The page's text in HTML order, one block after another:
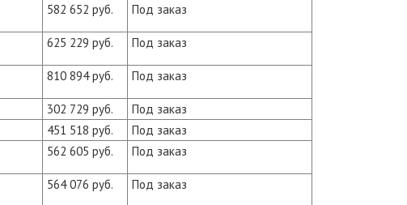
582 652 руб. Под заказ
625 229 руб. Под заказ
810 894 руб. Под заказ
302 729 руб.
Под заказ
451 518 руб.
Под заказ
562 605 руб. Под заказ
564 076 руб. Под заказ